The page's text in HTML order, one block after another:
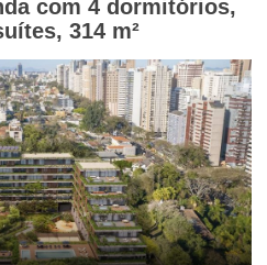
com 4 dormitórios,
314 m²